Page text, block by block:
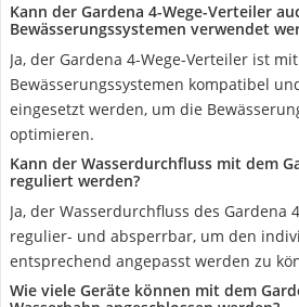
Kann der Gardena 4-Wege-Verteiler
Bewässerungssystemen verwendet
Ja, der Gardena 4-Wege-Verteiler ist
Bewässerungssystemen kompatibel
eingesetzt werden, um die
optimieren.
Kann der Wasserdurchfluss mit dem
reguliert werden?
Ja, der Wasserdurchfluss des Gardena
regulier- und absperrbar, um den
entsprechend angepasst werden zu
Wie viele Geräte können mit dem